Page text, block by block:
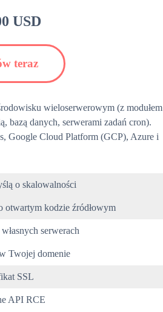
USD
teraz
wieloserwerowym (z modułem
bazą danych, serwerami zadań cron).
Google Cloud Platform (GCP), Azure i
o skalowalności
otwartym kodzie źródłowym
serwerach
Twojej domenie
SSL
API RCE